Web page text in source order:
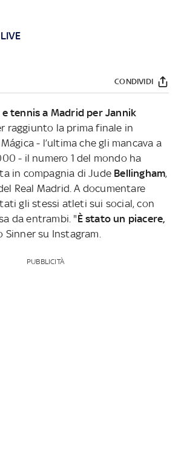
CONDIVIDI
tennis a Madrid per Jannik
raggiunto la prima finale in
- l’ultima che gli mancava a
- il numero 1 del mondo ha
in compagnia di Jude Bellingham,
Real Madrid. A documentare
gli stessi atleti sui social, con
da entrambi. "È stato un piacere,
Sinner su Instagram.
PUBBLICITÀ